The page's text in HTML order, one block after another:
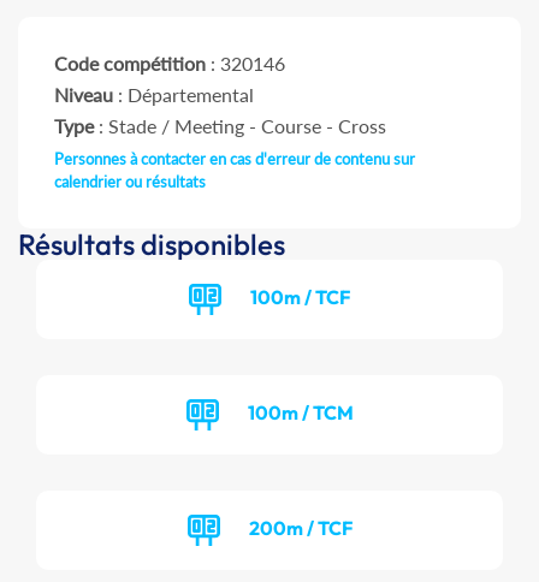
Code compétition : 320146
Niveau : Départemental
Type: Stade / Meeting - Course - Cross
Personnes à contacter en cas d'erreur de contenu sur
calendrier ou résultats
Résultats disponibles
100m / TCF
100m / TCM
200m / TCF